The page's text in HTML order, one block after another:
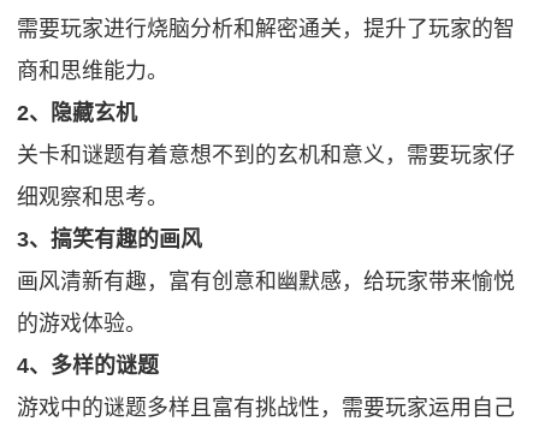
需要玩家进行烧脑分析和解密通关，提升了玩家的智
商和思维能力。
2、隐藏玄机
关卡和谜题有着意想不到的玄机和意义，需要玩家仔
细观察和思考。
3、搞笑有趣的画风
画风清新有趣，富有创意和幽默感，给玩家带来愉悦
的游戏体验。
4、多样的谜题
游戏中的谜题多样且富有挑战性，需要玩家运用自己